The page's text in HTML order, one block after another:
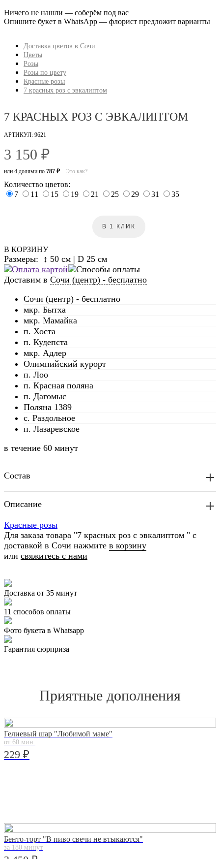
Ничего не нашли — соберём под вас
Опишите букет в WhatsApp — флорист предложит варианты
Доставка цветов в Сочи
Цветы
Розы
Розы по цвету
Красные розы
7 красных роз с эвкалиптом
7 КРАСНЫХ РОЗ С ЭВКАЛИПТОМ
АРТИКУЛ: 9621
3 150 ₽
или 4 долями по 787 ₽ Это как?
Количество цветов:
7
11 15 19 21 25 29 31 35
В КОРЗИНУ
В 1 КЛИК
Размеры: ↕ 50 см | D 25 см
Доставим в Сочи (центр) - бесплатно
Сочи (центр) - бесплатно
мкр. Бытха
мкр. Мамайка
п. Хоста
п. Кудепста
мкр. Адлер
Олимпийский курорт
п. Лоо
п. Красная поляна
п. Дагомыс
Поляна 1389
с. Раздольное
п. Лазаревское
в течение 60 минут
Состав
Описание
Красные розы
Для заказа товара "7 красных роз с эвкалиптом " с
доставкой в Сочи нажмите в корзину
или свяжитесь с нами
Доставка от 35 минут
11 способов оплаты
Фото букета в Whatsapp
Гарантия сюрприза
Приятные дополнения
Гелиевый шар "Любимой маме"
от 60 мин.
229 ₽
Бенто-торт "В пиво свечи не втыкаются"
за 180 минут